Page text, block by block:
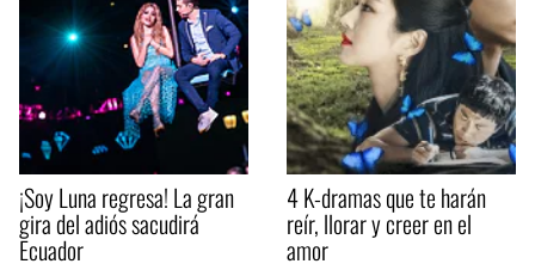
¡Soy Luna regresa! La gran
gira del adiós sacudirá
Ecuador
4 K-dramas que te harán
reír, llorar y creer en el
amor